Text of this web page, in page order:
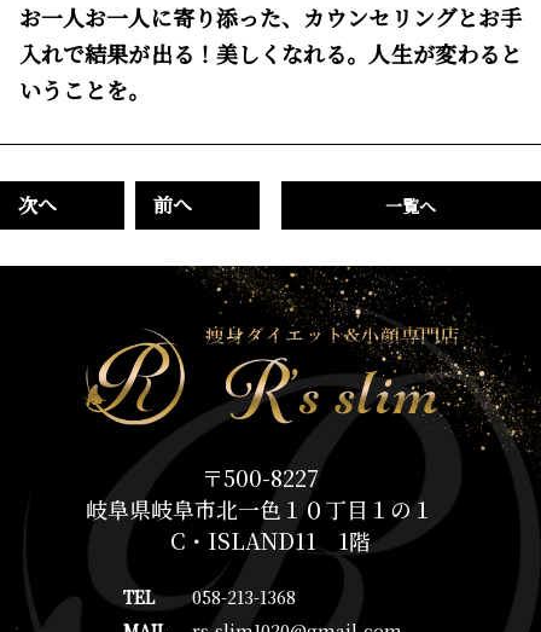
お一人お一人に寄り添った、カウンセリングとお手
入れで結果が出る！美しくなれる。人生が変わると
いうことを。
次へ 前へ 一覧へ
〒500-8227
岐阜県岐阜市北一色１０丁目１の１
C・ISLAND11 1階
TEL
058-213-1368